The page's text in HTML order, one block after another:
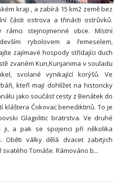
kraji , a zabírá 15 km2 země bez
části ostrova a třinácti ostrůvků.
stejnojmenné obce. Místní
rybolovem a řemeselem,
zajímavé hospody střídajíci duch
zvaném Kun,Kunjanima v souladu
svolané vynikající korýšů. Ve
kteří mají dohlížet na historicky
jako součást cesty z Benátek do
kláštera Ćokovac benediktinů. To je
Glagolitic bratrstva. Ve druhé
ji, a pak se spojenci při několika
Oběti války dělá dvacet zabitých
Tomáše. Rámováno b...